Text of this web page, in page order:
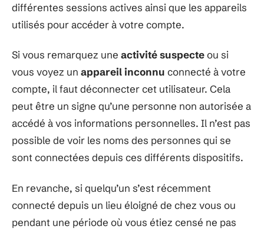
différentes sessions actives ainsi que les appareils
utilisés pour accéder à votre compte.
Si vous remarquez une activité suspecteou si
vous voyez un appareil inconnu connecté à votre
compte, il faut déconnecter cet utilisateur. Cela
peut être un signe qu’une personne non autorisée a
accédé à vos informations personnelles. Il n’est pas
possible de voir les noms des personnes qui se
sont connectées depuis ces différents dispositifs.
En revanche, si quelqu’un s’est récemment
connecté depuis un lieu éloigné de chez vous ou
pendant une période où vous étiez censé ne pas